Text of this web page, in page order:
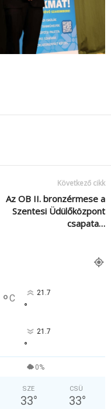
Következő cikk
Az OB II. bronzérmese a
Szentesi Üdülőközpont
csapata…
°C 21.7
°
21.7
°
0%
SZE
33°
CSÜ
33°